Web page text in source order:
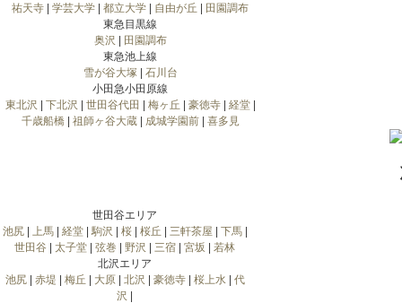
祐天寺
学芸大学 都立大学 自由が丘
田園調布
東急目黒線
奥沢
田園調布
東急池上線
雪が谷大塚| 石川台
小田急小田原線
東北沢
下北沢 世田谷代田 梅ヶ丘 豪徳寺| 経堂|
千歳船橋| 祖師ヶ谷大蔵| 成城学園前| 喜多見
世田谷エリア
池尻| 上馬| 経堂| 駒沢 桜| 桜丘 三軒茶屋 下馬|
世田谷
太子堂 弦巻 野沢 三宿 宮坂
若林
北沢エリア
池尻| 赤堤 梅丘 大原| 北沢 豪徳寺| 桜上水| 代
沢